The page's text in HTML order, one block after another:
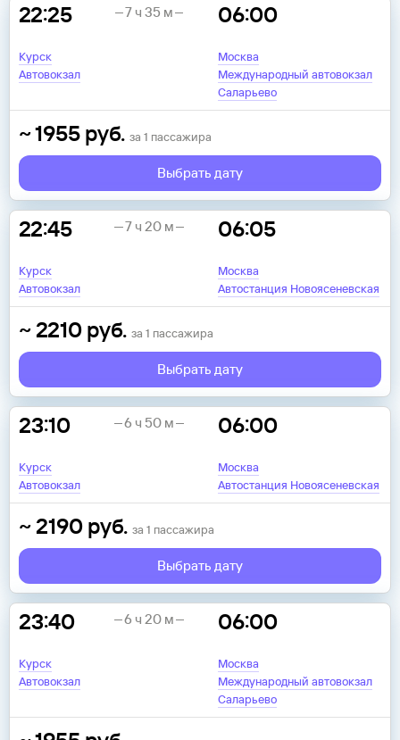
22:25
Курск
Автовокзал
06:00
Москва
Международный автовокзал
Саларьево
7 ч 35 м
~1955 руб. за 1 пассажира
Выбрать дату
22:45
Курск
Автовокзал
06:05
Москва
Автостанция Новоясеневская
7 ч 20 м
~ 2210 руб. за 1 пассажира
Выбрать дату
23:10
Курск
Автовокзал
06:00
Москва
Автостанция Новоясеневская
6 ч 50 м
~ 2190 руб. за 1 пассажира
Выбрать дату
23:40
Курск
Автовокзал
06:00
Москва
Международный автовокзал
Саларьево
6 ч 20 м